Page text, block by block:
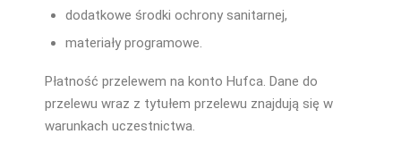
dodatkowe środki ochrony sanitarnej,
materiały programowe.
Płatność przelewem na konto Hufca. Dane do
przelewu wraz z tytułem przelewu znajdują się w
warunkach uczestnictwa.